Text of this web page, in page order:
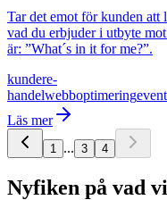
Tar det emot för kunden att
vad du erbjuder i utbyte
är: ”What´s in it for me?”.
kundere-
handelwebboptimeringevent
Läs mer
1 ... 3 4
Nyfiken på vad